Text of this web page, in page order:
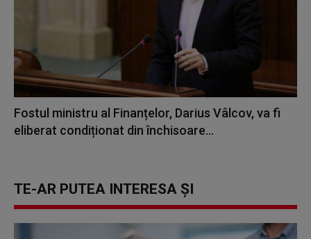
Fostul ministru al Finanțelor, Darius Vâlcov, va fi
eliberat condiționat din închisoare...
TE-AR PUTEA INTERESA ȘI